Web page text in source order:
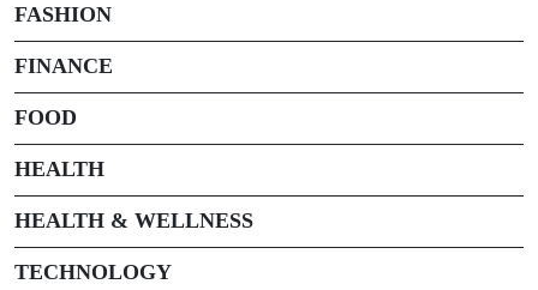
FASHION
FINANCE
FOOD
HEALTH
HEALTH & WELLNESS
TECHNOLOGY